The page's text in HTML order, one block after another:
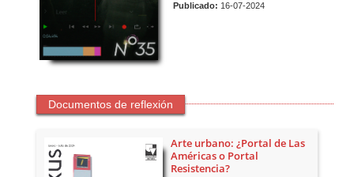
Publicado: 16-07-2024
Documentos de reflexión
Arte urbano: ¿Portal de Las
Américas o Portal
Resistencia?